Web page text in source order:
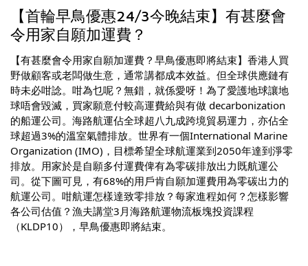
【首輪早鳥優惠24/3今晚結束】有甚麼會
令用家自願加運費？
【有甚麼會令用家自願加運費？早鳥優惠即將結束】香港人買
野做顧客或老闆做生意，通常講都成本效益。但全球供應鏈有
時未必咁諗。咁為乜呢？無錯，就係愛呀！為了愛護地球讓地
球唔會毀滅，買家願意付較高運費給與有做 decarbonization
的船運公司。海路航運佔全球超八九成跨境貿易運力，亦佔全
球超過3%的溫室氣體排放。世界有一個International Marine
Organization (IMO)，目標希望全球航運業到2050年達到淨零
排放。用家於是自願多付運費俾有為零碳排放出力既航運公
司。從下圖可見，有68%的用戶肯自願加運費用為零碳出力的
航運公司。咁航運怎樣達致零排放？每家進程如何？怎樣影響
各公司估值？漁夫講堂3月海路航運物流板塊投資課程
（KLDP10），早鳥優惠即將結束。